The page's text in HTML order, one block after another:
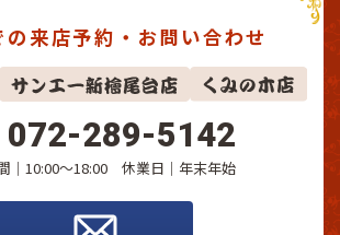
の来店予約・お問い合わせ
072-289-5142
｜10:00～18:00 休業日｜ 年末年始